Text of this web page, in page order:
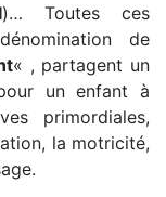
)… Toutes ces
de
« , partagent un
un enfant à
primordiales,
la motricité,